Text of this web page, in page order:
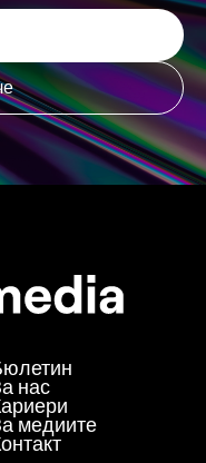
нас
медиите